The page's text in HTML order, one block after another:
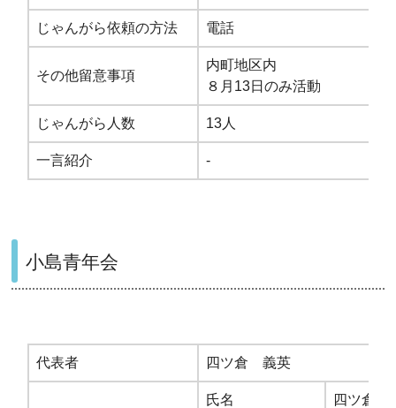
じゃんがら依頼の方法 電話
その他留意事項
内町地区内
８月13日のみ活動
じゃんがら人数 13人
一言紹介 -
小島青年会
代表者 四ツ倉 義英
氏名 四ツ倉